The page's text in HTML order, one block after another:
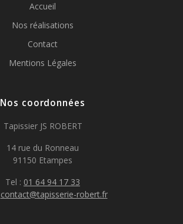
Accueil
Nos réalisations
Contact
Mentions Légales
Nos coordonnées
Tapissier JS ROBERT
14 rue du Ronneau
91150 Etampes
Tel : 01 64 94 17 33
contact@tapisserie-robert.fr